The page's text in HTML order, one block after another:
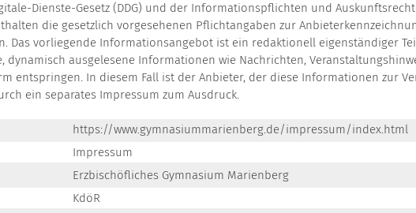
Dienste-Gesetz (DDG) und der Informationspflichten und
die gesetzlich vorgesehenen Pflichtangaben zur
Das vorliegende Informationsangebot ist ein redaktionell eigenständiger
dynamisch ausgelesene Informationen wie Nachrichten,
entspringen. In diesem Fall ist der Anbieter, der diese Informationen zur
ein separates Impressum zum Ausdruck.
https://www.gymnasiummarienberg.de/impressum/index.html
Impressum
Erzbischöfliches Gymnasium Marienberg
KdöR